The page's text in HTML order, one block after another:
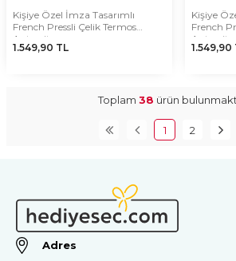
Kişiye Özel İmza Tasarımlı
French Pressli Çelik Termos
Antrasit
1.549,90 TL
Kişiye
French
Antrasit
1.549,90
Toplam 38 ürün
1 2
Adres